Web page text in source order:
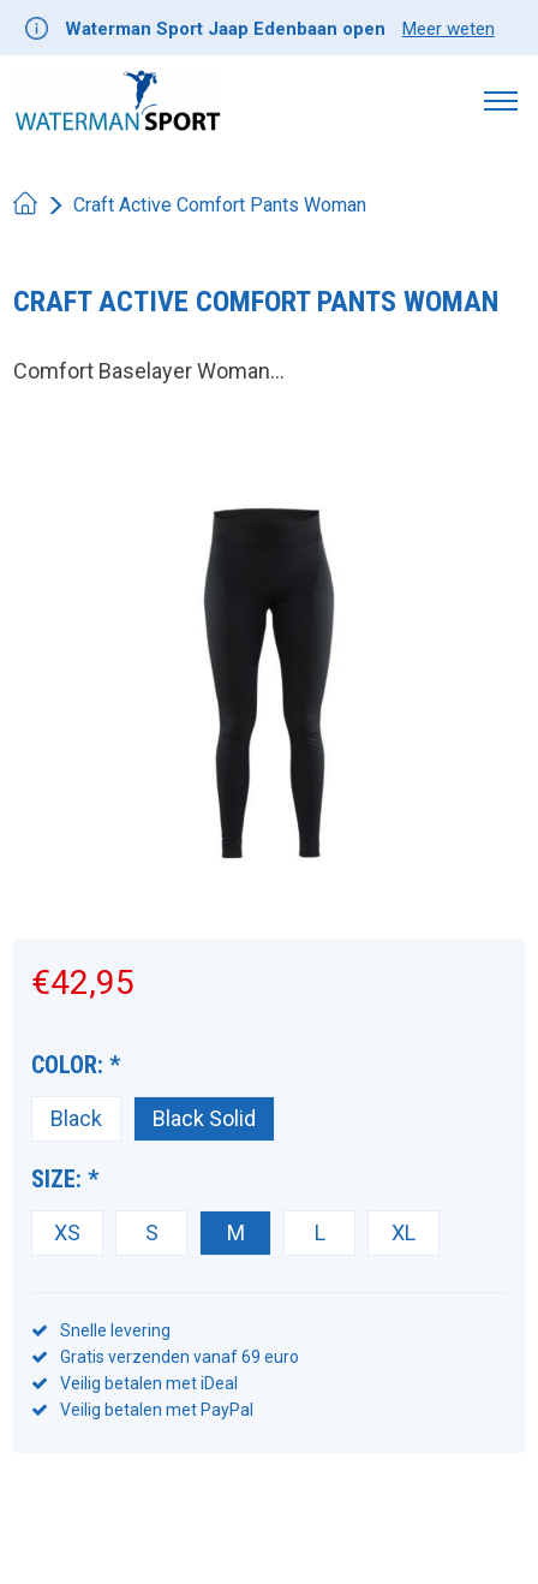
Waterman Sport Jaap Edenbaan open Meer weten
Craft Active Comfort Pants Woman
CRAFT ACTIVE COMFORT PANTS WOMAN
Comfort Baselayer Woman...
€42,95
COLOR:*
Black Black Solid
SIZE:*
XS S M L XL
Snelle levering
Gratis verzenden vanaf 69 euro
Veilig betalen met iDeal
Veilig betalen met PayPal